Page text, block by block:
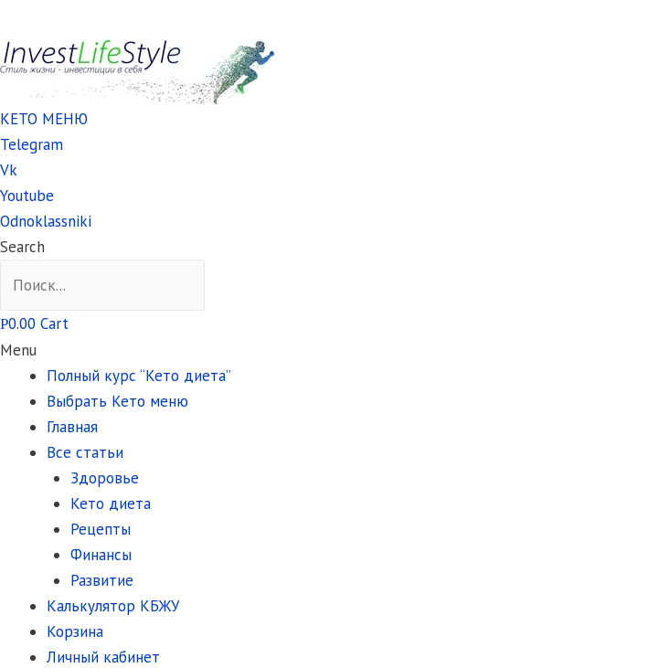
КЕТО МЕНЮ
Telegram
Vk
Youtube
Odnoklassniki
Search
Р0.00 Cart
Menu
Полный курс “Кето диета”
Выбрать Кето меню
Главная
Все статьи
Здоровье
Кето диета
Рецепты
Финансы
Развитие
Калькулятор КБЖУ
Корзина
Личный кабинет